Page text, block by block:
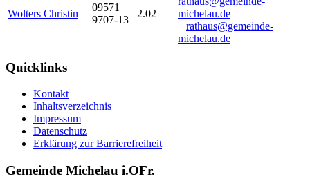
Wolters Christin
09571
9707-13
2.02
rathaus@gemeinde-
michelau.de
Quicklinks
Kontakt
Inhaltsverzeichnis
Impressum
Datenschutz
Erklärung zur Barrierefreiheit
Gemeinde Michelau i.OFr.